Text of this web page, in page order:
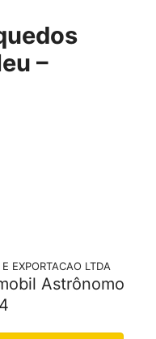
–
EXPORTACAO LTDA
Astrônomo